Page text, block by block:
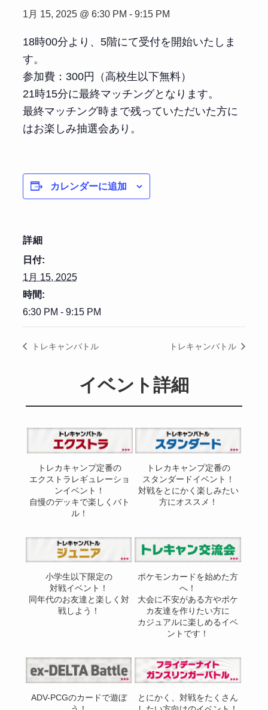
1月 15, 2025 @ 6:30 PM - 9:15 PM
18時00分より、5階にて受付を開始いたしま
す。
参加費：300円（高校生以下無料）
21時15分に最終マッチングとなります。
最終マッチング時まで残っていただいた方に
はお楽しみ抽選会あり。
カレンダーに追加
詳細
日付:
1月 15, 2025
時間:
6:30 PM - 9:15 PM
トレキャンバトル トレキャンバトル
イベント詳細
トレカキャンプ定番の
エクストラレギュレーショ
ンイベント！
自慢のデッキで楽しくバト
ル！
トレカキャンプ定番の
スタンダードイベント！
対戦をとにかく楽しみたい
方にオススメ！
小学生以下限定の
対戦イベント！
同年代のお友達と楽しく対
戦しよう！
ポケモンカードを始めた方
へ！
大会に不安がある方やポケ
カ友達を作りたい方に
カジュアルに楽しめるイベ
ントです！
ADV-PCGのカードで遊ぼ
とにかく、対戦をたくさん